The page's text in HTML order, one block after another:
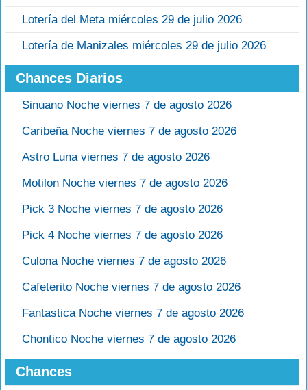
Lotería del Meta miércoles 29 de julio 2026
Lotería de Manizales miércoles 29 de julio 2026
Chances Diarios
Sinuano Noche viernes 7 de agosto 2026
Caribeña Noche viernes 7 de agosto 2026
Astro Luna viernes 7 de agosto 2026
Motilon Noche viernes 7 de agosto 2026
Pick 3 Noche viernes 7 de agosto 2026
Pick 4 Noche viernes 7 de agosto 2026
Culona Noche viernes 7 de agosto 2026
Cafeterito Noche viernes 7 de agosto 2026
Fantastica Noche viernes 7 de agosto 2026
Chontico Noche viernes 7 de agosto 2026
Chances